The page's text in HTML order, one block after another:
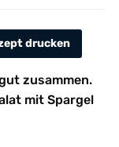
drucken
zusammen.
mit Spargel